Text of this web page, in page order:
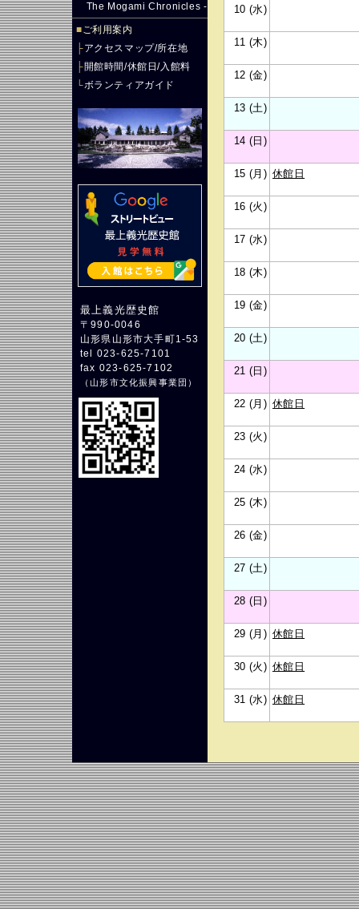
The Mogami Chronicles -
■ご利用案内
├アクセスマップ/所在地
├開館時間/休館日/入館料
└ボランティアガイド
最上義光歴史館
〒990-0046
山形県山形市大手町1-53
tel 023-625-7101
fax 023-625-7102
（山形市文化振興事業団 ）
10 (水)
11 (木)
12 (金)
13 (土)
14 (日)
15 (月) 休館日
16 (火)
17 (水)
18 (木)
19 (金)
20 (土)
21 (日)
22 (月) 休館日
23 (火)
24 (水)
25 (木)
26 (金)
27 (土)
28 (日)
29 (月) 休館日
30 (火) 休館日
31 (水) 休館日